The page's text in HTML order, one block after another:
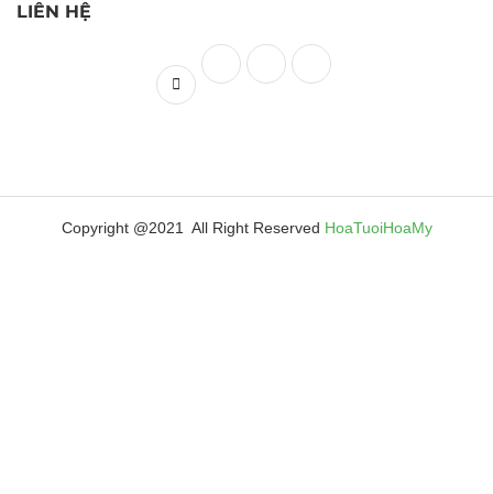
LIÊN HỆ
Copyright @2021 All Right Reserved HoaTuoiHoaMy